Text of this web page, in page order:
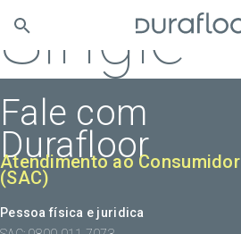
Single
Fale com
Durafloor
Atendimento ao Consumidor
(SAC)
Pessoa física e juridica